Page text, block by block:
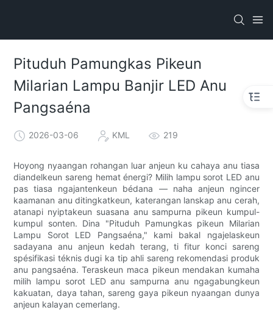
Pituduh Pamungkas Pikeun
Milarian Lampu Banjir LED Anu
Pangsaéna
2026-03-06 KML 219
Hoyong nyaangan rohangan luar anjeun ku cahaya anu tiasa
diandelkeun sareng hemat énergi? Milih lampu sorot LED anu
pas tiasa ngajantenkeun bédana — naha anjeun ngincer
kaamanan anu ditingkatkeun, katerangan lanskap anu cerah,
atanapi nyiptakeun suasana anu sampurna pikeun kumpul-
kumpul sonten. Dina "Pituduh Pamungkas pikeun Milarian
Lampu Sorot LED Pangsaéna," kami bakal ngajelaskeun
sadayana anu anjeun kedah terang, ti fitur konci sareng
spésifikasi téknis dugi ka tip ahli sareng rekomendasi produk
anu pangsaéna. Teraskeun maca pikeun mendakan kumaha
milih lampu sorot LED anu sampurna anu ngagabungkeun
kakuatan, daya tahan, sareng gaya pikeun nyaangan dunya
anjeun kalayan cemerlang.